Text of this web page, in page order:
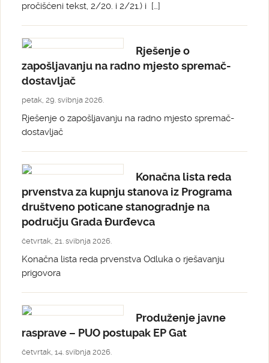
pročišćeni tekst, 2/20. i 2/21.) i […]
Rješenje o
zapošljavanju na radno mjesto spremač-
dostavljač
petak, 29. svibnja 2026.
Rješenje o zapošljavanju na radno mjesto spremač-
dostavljač
Konačna lista reda
prvenstva za kupnju stanova iz Programa
društveno poticane stanogradnje na
području Grada Đurđevca
četvrtak, 21. svibnja 2026.
Konačna lista reda prvenstva Odluka o rješavanju
prigovora
Produženje javne
rasprave – PUO postupak EP Gat
četvrtak, 14. svibnja 2026.